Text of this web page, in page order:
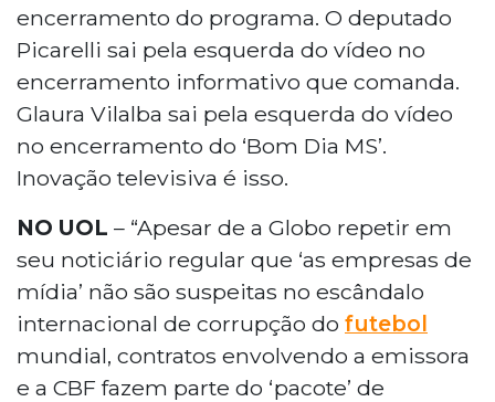
encerramento do programa. O deputado
Picarelli sai pela esquerda do vídeo no
encerramento informativo que comanda.
Glaura Vilalba sai pela esquerda do vídeo
no encerramento do ‘Bom Dia MS’.
Inovação televisiva é isso.
NO UOL – “Apesar de a Globo repetir em
seu noticiário regular que ‘as empresas de
mídia’ não são suspeitas no escândalo
internacional de corrupção do futebol
mundial, contratos envolvendo a emissora
e a CBF fazem parte do ‘pacote’ de